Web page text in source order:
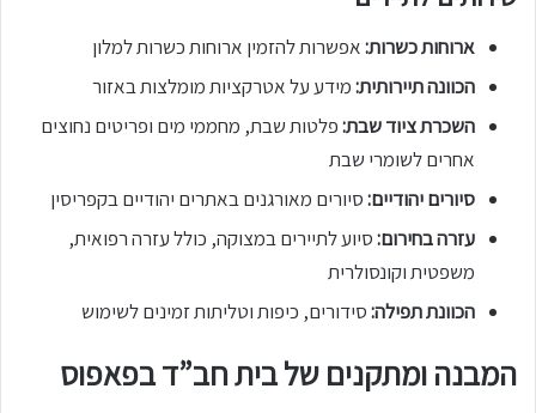
ארוחות כשרות:אפשרות להזמין ארוחות כשרות למלון
הכוונה תיירותית:מידע על אטרקציות מומלצות באזור
השכרת ציוד שבת:פלטות שבת, מחממי מים ופריטים נחוצים
אחרים לשומרי שבת
סיורים יהודיים:סיורים מאורגנים באתרים יהודיים בקפריסין
עזרה בחירום:סיוע לתיירים במצוקה, כולל עזרה רפואית,
משפטית וקונסולרית
הכוונת תפילה:סידורים, כיפות וטליתות זמינים לשימוש
המבנה ומתקנים של בית חב”ד בפאפוס